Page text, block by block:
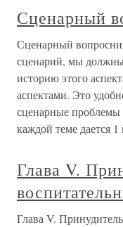
Сценарный
Сценарный
сценарий, мы
историю этого
аспектами. Это
сценарные проблемы
каждой теме дается 1
Глава V.
Глава V.